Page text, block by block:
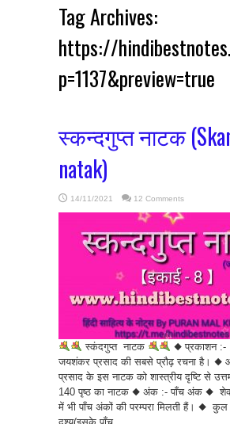
Tag Archives:
https://
p=1137&preview=true
स्कन्दगुप्त नाटक
natak)
14/11/2021 12 Comments
स्कंदगुप्त नाटक
◆ प्रकाशन :-
जयशंकर प्रसाद की सबसे प्रौढ़ रचना है। ◆
प्रसाद के इस नाटक को शास्त्रीय दृष्टि से
140 पृष्ठ का नाटक ◆ अंक :- पाँच अंक ◆
में भी पाँच अंकों की परम्परा मिलती हैं। ◆